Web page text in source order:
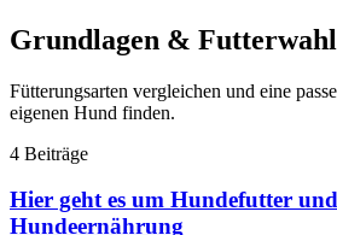
Grundlagen & Futterwahl
Fütterungsarten vergleichen und eine
eigenen Hund finden.
4 Beiträge
Hier geht es um Hundefutter
Hundeernährung